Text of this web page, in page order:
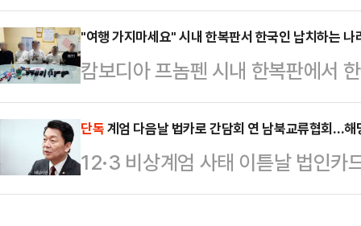
제1부속실장인 김남준…
"30여 년간 총무비서관이 국감에
다.여야는 24일 국회 운영위원회
위 국정감사에 김 총무비서관이 기
을 벌였다. 이재…
100%를 부과하겠다”고 재차 예고
관세가 자신의 정치적 경쟁자인 개
관측이 나온다.미 CNN방송 등에
소셜미디어(SNS) 트루스소셜을 통
들에게 마치 '아기한테서 사탕을 빼
“나약하고 무능한 주지사를 둔 캘
“난 이 오래되고 끝…
"여행 가지마세요" 시내 한복판서 한국인 납치하는 나
캄보디아 프놈펜 시내 한복판에서
문을 당하는 사건이 발생했다.최근
르면 프놈펜 경찰은 지난 21일 저
꽁 지역의 한 카페에 들렀다가 차량
벙깽꽁은 '프놈펜의 강남'으로 불리
단독계엄 다음날 법카로 간담회 연 남북교류협회…해
12·3 비상계엄 사태 이튿날 법인카
일부 산하 남북교류협력지원협회